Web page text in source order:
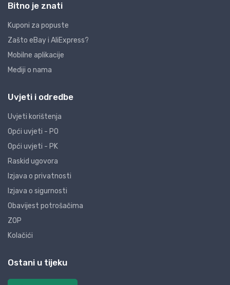
Bitno je znati
Kuponi za popuste
Zašto eBay i AliExpress?
Mobilne aplikacije
Mediji o nama
Uvjeti i odredbe
Uvjeti korištenja
Opći uvjeti - PO
Opći uvjeti - PK
Raskid ugovora
Izjava o privatnosti
Izjava o sigurnosti
Obavijest potrošačima
ZOP
Kolačići
Ostani u tijeku